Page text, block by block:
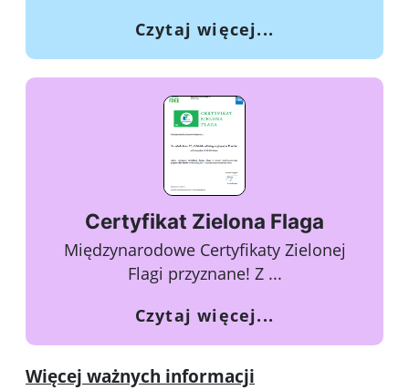
Czytaj więcej...
Certyfikat Zielona Flaga
Międzynarodowe Certyfikaty Zielonej
Flagi przyznane! Z ...
Czytaj więcej...
Więcej ważnych informacji